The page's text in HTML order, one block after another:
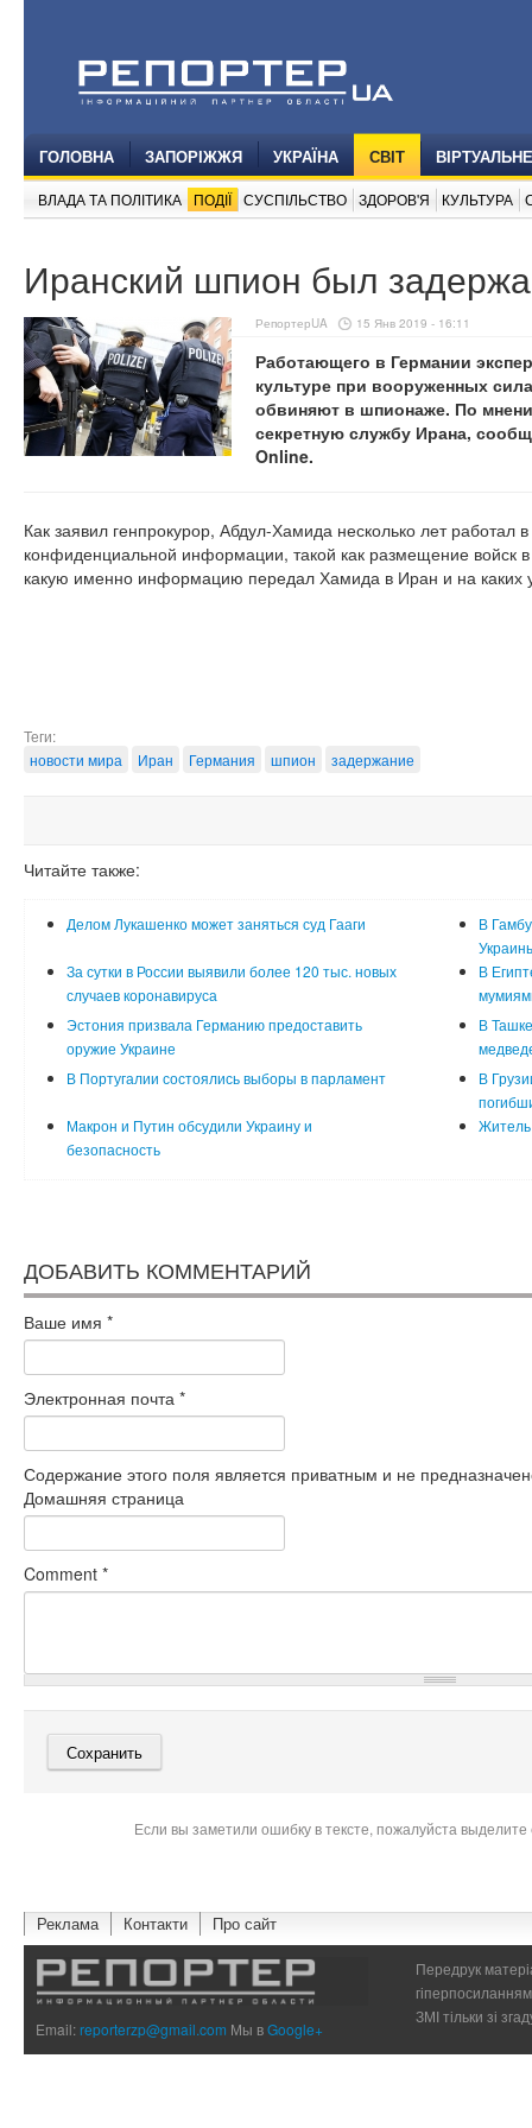
ГОЛОВНА ЗАПОРІЖЖЯ УКРАЇНА СВІТ
ВЛАДА ТА ПОЛІТИКА ПОДІЇ СУСПІЛЬСТВО ЗДОРОВ'Я КУЛЬТУРА
Иранский шпион был
РепортерUA 15 Янв 2019 - 16:11
Работающего в Германии
культуре при вооруженных
обвиняют в шпионаже. По
секретную службу Ирана,
Online.
Как заявил генпрокурор, Абдул-Хамида несколько лет работал
конфиденциальной информации, такой как размещение войск
какую именно информацию передал Хамида в Иран и на каких
Теги:
новости мира
Иран Германия шпион задержание
Читайте также:
Делом Лукашенко может заняться суд Гааги
В
За сутки в России выявили более 120 тыс. новых
случаев коронавируса
В
Эстония призвала Германию предоставить
оружие Украине
В
В Португалии состоялись выборы в парламент
В
Макрон и Путин обсудили Украину и
безопасность
Житель
ДОБАВИТЬ КОММЕНТАРИЙ
Ваше имя *
Электронная почта *
Содержание этого поля является приватным и не
Домашняя страница
Comment *
Если вы заметили ошибку в тексте, пожалуйста
Реклама Контакти Про сайт
Email:reporterzp@gmail.com Мы вGoogle+
Передрук
ЗМІ тільки зі